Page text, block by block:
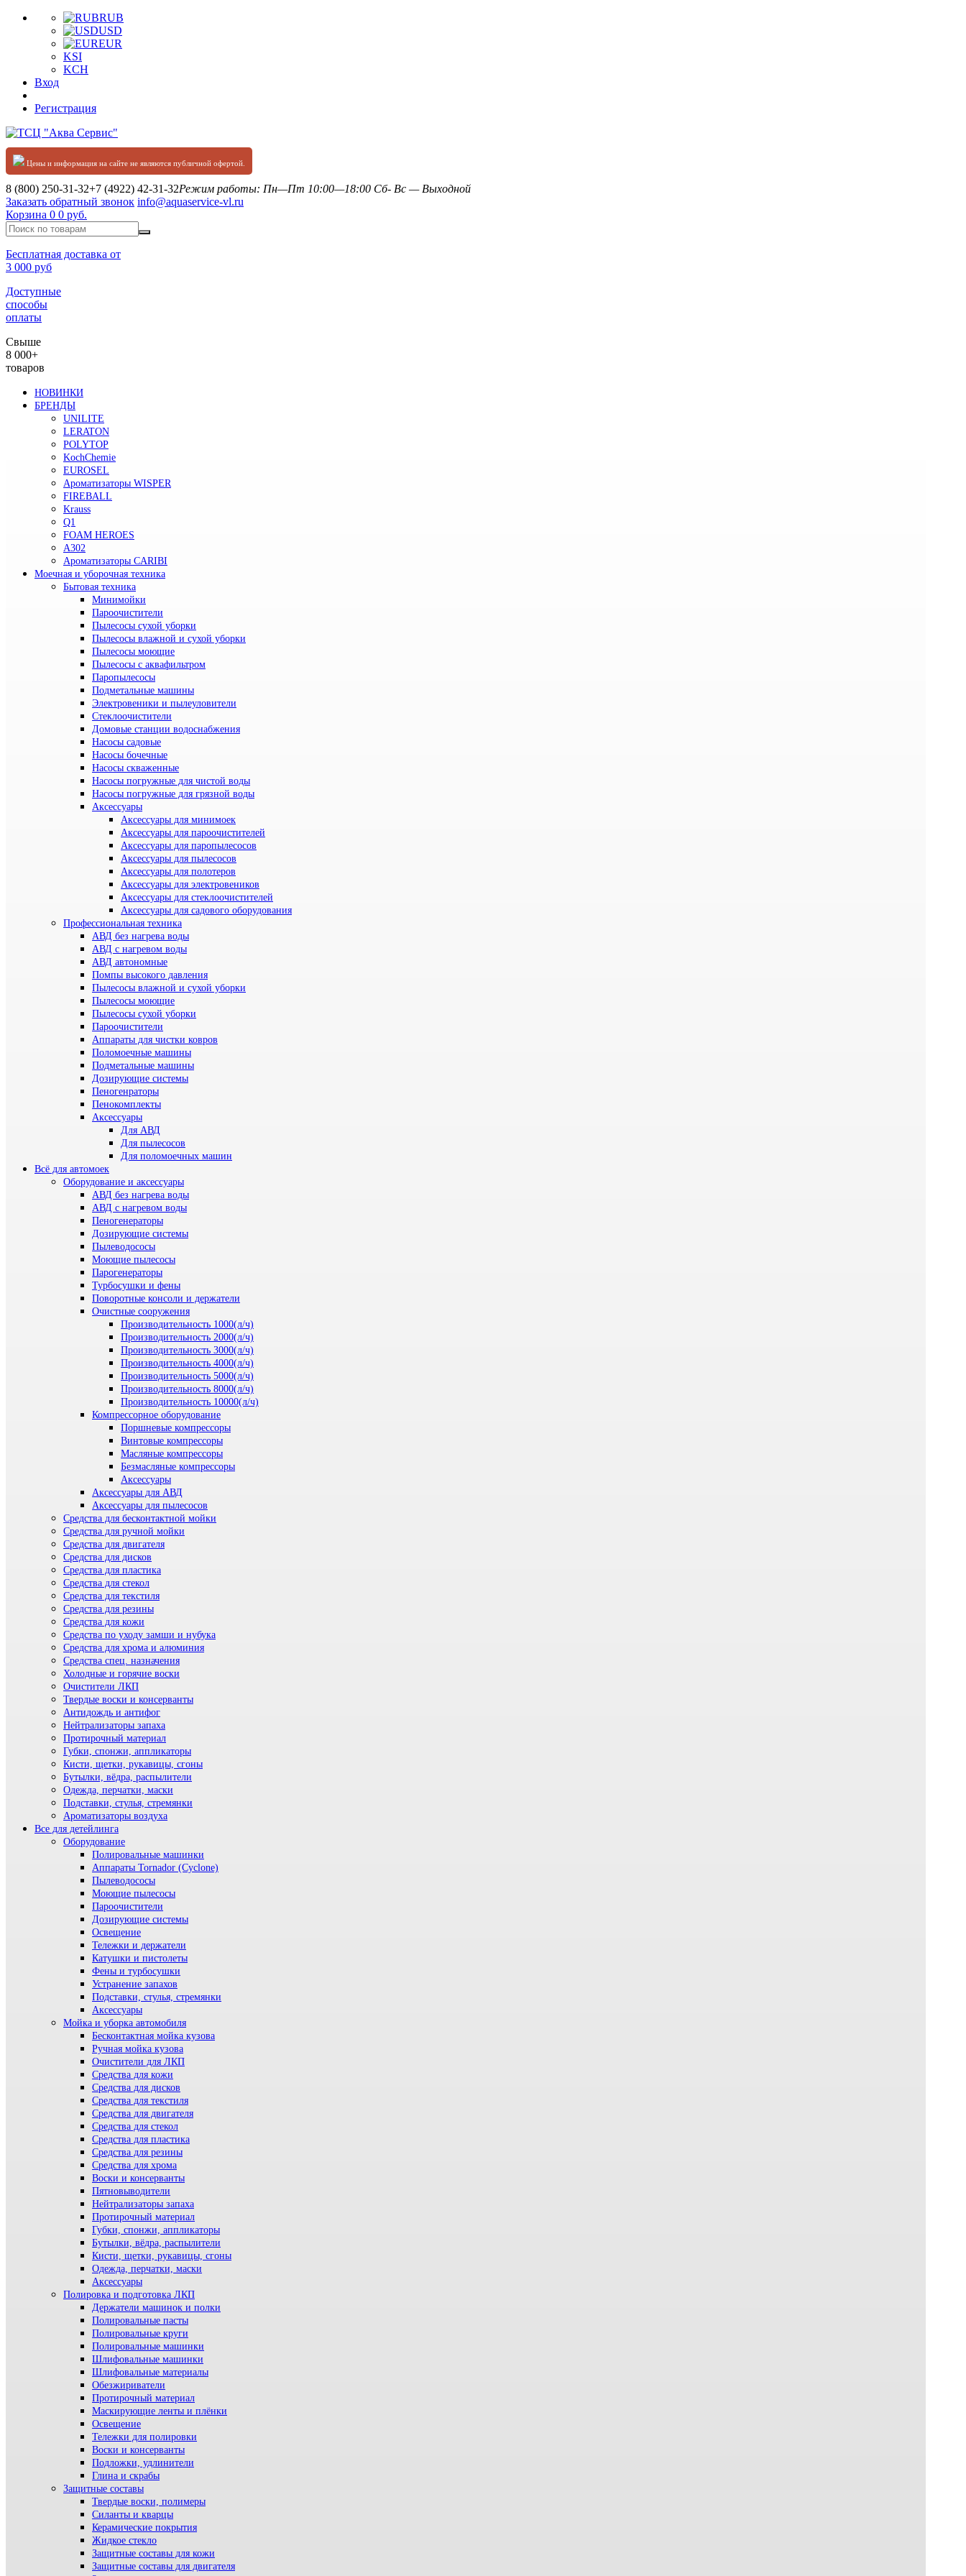
RUB
USD
EUR
KSI
KCH
Вход
Регистрация
Цены и информация на сайте не являются публичной офертой.
8 (800) 250-31-32+7 (4922) 42-31-32Режим работы: Пн—Пт 10:00—18:00 Сб- Вс — Выходной
Заказать обратный звонок info@aquaservice-vl.ru
Корзина 0 0 руб.
Бесплатная доставка от
3 000 руб
Доступные
способы
оплаты
Свыше
8 000+
товаров
НОВИНКИ
БРЕНДЫ
UNILITE
LERATON
POLYTOP
KochChemie
EUROSEL
Ароматизаторы WISPER
FIREBALL
Krauss
Q1
FOAM HEROES
A302
Ароматизаторы CARIBI
Моечная и уборочная техника
Бытовая техника
Минимойки
Пароочистители
Пылесосы сухой уборки
Пылесосы влажной и сухой уборки
Пылесосы моющие
Пылесосы с аквафильтром
Паропылесосы
Подметальные машины
Электровеники и пылеуловители
Стеклоочистители
Домовые станции водоснабжения
Насосы садовые
Насосы бочечные
Насосы скваженные
Насосы погружные для чистой воды
Насосы погружные для грязной воды
Аксессуары
Аксессуары для минимоек
Аксессуары для пароочистителей
Аксессуары для паропылесосов
Аксессуары для пылесосов
Аксессуары для полотеров
Аксессуары для электровеников
Аксессуары для стеклоочистителей
Аксессуары для садового оборудования
Профессиональная техника
АВД без нагрева воды
АВД с нагревом воды
АВД автономные
Помпы высокого давления
Пылесосы влажной и сухой уборки
Пылесосы моющие
Пылесосы сухой уборки
Пароочистители
Аппараты для чистки ковров
Поломоечные машины
Подметальные машины
Дозирующие системы
Пеногенраторы
Пенокомплекты
Аксессуары
Для АВД
Для пылесосов
Для поломоечных машин
Всё для автомоек
Оборудование и аксессуары
АВД без нагрева воды
АВД с нагревом воды
Пеногенераторы
Дозирующие системы
Пылеводососы
Моющие пылесосы
Парогенераторы
Турбосушки и фены
Поворотные консоли и держатели
Очистные сооружения
Производительность 1000(л/ч)
Производительность 2000(л/ч)
Производительность 3000(л/ч)
Производительность 4000(л/ч)
Производительность 5000(л/ч)
Производительность 8000(л/ч)
Производительность 10000(л/ч)
Компрессорное оборудование
Поршневые компрессоры
Винтовые компрессоры
Масляные компрессоры
Безмасляные компрессоры
Аксессуары
Аксессуары для АВД
Аксессуары для пылесосов
Средства для бесконтактной мойки
Средства для ручной мойки
Средства для двигателя
Средства для дисков
Средства для пластика
Средства для стекол
Средства для текстиля
Средства для резины
Средства для кожи
Средства по уходу замши и нубука
Средства для хрома и алюминия
Средства спец. назначения
Холодные и горячие воски
Очистители ЛКП
Твердые воски и консерванты
Антидождь и антифог
Нейтрализаторы запаха
Протирочный материал
Губки, спонжи, аппликаторы
Кисти, щетки, рукавицы, сгоны
Бутылки, вёдра, распылители
Одежда, перчатки, маски
Подставки, стулья, стремянки
Ароматизаторы воздуха
Все для детейлинга
Оборудование
Полировальные машинки
Аппараты Tornador (Cyclone)
Пылеводососы
Моющие пылесосы
Пароочистители
Дозирующие системы
Освещение
Тележки и держатели
Катушки и пистолеты
Фены и турбосушки
Устранение запахов
Подставки, стулья, стремянки
Аксессуары
Мойка и уборка автомобиля
Бесконтактная мойка кузова
Ручная мойка кузова
Очистители для ЛКП
Средства для кожи
Средства для дисков
Средства для текстиля
Средства для двигателя
Средства для стекол
Средства для пластика
Средства для резины
Средства для хрома
Воски и консерванты
Пятновыводители
Нейтрализаторы запаха
Протирочный материал
Губки, спонжи, аппликаторы
Бутылки, вёдра, распылители
Кисти, щетки, рукавицы, сгоны
Одежда, перчатки, маски
Аксессуары
Полировка и подготовка ЛКП
Держатели машинок и полки
Полировальные пасты
Полировальные круги
Полировальные машинки
Шлифовальные машинки
Шлифовальные материалы
Обезжириватели
Протирочный материал
Маскирующие ленты и плёнки
Освещение
Тележки для полировки
Воски и консерванты
Подложки, удлинители
Глина и скрабы
Защитные составы
Твердые воски, полимеры
Силанты и кварцы
Керамические покрытия
Жидкое стекло
Защитные составы для кожи
Защитные составы для двигателя